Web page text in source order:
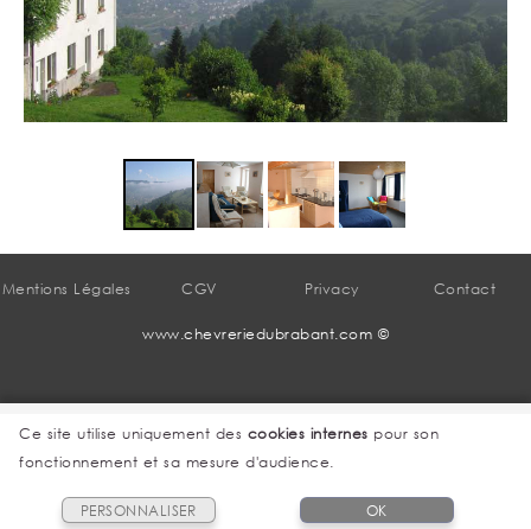
Mentions Légales CGV Privacy Contact
www.chevreriedubrabant.com ©
Ce site utilise uniquement des cookies internes pour son
fonctionnement et sa mesure d'audience.
PERSONNALISER OK